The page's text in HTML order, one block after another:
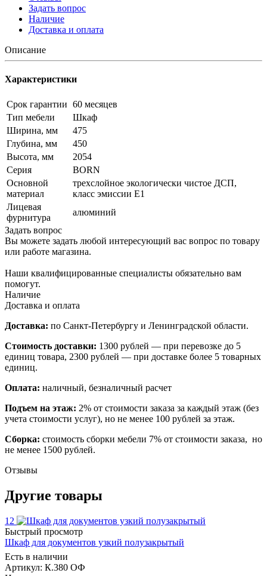
Задать вопрос
Наличие
Доставка и оплата
Описание
Характеристики
Срок гарантии 60 месяцев
Тип мебели
Шкаф
Ширина, мм
475
Глубина, мм
450
Высота, мм
2054
Серия
BORN
Основной
материал
трехслойное экологически чистое ДСП,
класс эмиссии Е1
Лицевая
фурнитура
алюминий
Задать вопрос
Вы можете задать любой интересующий вас вопрос по товару
или работе магазина.
Наши квалифицированные специалисты обязательно вам
помогут.
Наличие
Доставка и оплата
Доставка: по Санкт-Петербургу и Ленинградской области.
Стоимость доставки: 1300 рублей — при перевозке до 5
единиц товара, 2300 рублей — при доставке более 5 товарных
единиц.
Оплата: наличный, безналичный расчет
Подъем на этаж: 2% от стоимости заказа за каждый этаж (без
учета стоимости услуг), но не менее 100 рублей за этаж.
Сборка: стоимость сборки мебели 7% от стоимости заказа, но
не менее 1500 рублей.
Отзывы
Другие товары
12
Быстрый просмотр
Шкаф для документов узкий полузакрытый
Есть в наличии
Артикул: К.380 ОФ